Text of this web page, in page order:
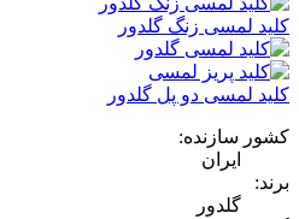
کلید لمسی زنگ گلدور
کلید لمسی دو پل گلدور
کشور سازنده:
ایران
برند:
گلدور